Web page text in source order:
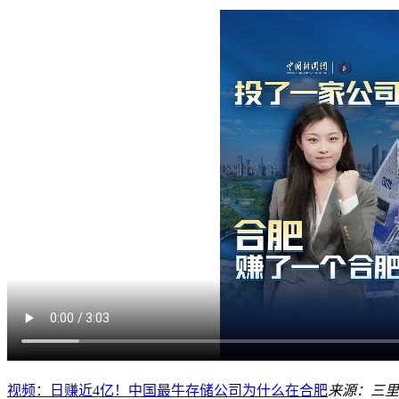
视频：日赚近4亿！中国最牛存储公司为什么在合肥来源：三